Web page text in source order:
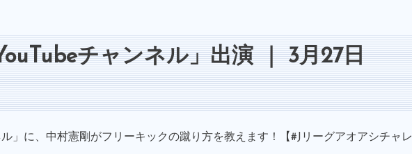
チャンネル」出演 ｜ 3月27日
ル」に、中村憲剛がフリーキックの蹴り方を教えます！【#Jリーグアオアシチャレ